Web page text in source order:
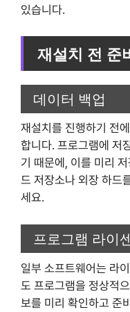
있습니다.
재설치 전 준
데이터 백업
재설치를 진행하기 전
합니다. 프로그램에 저
기 때문에, 이를 미리
드 저장소나 외장 하드
세요.
프로그램 라이
일부 소프트웨어는 라
도 프로그램을 정상적
보를 미리 확인하고 준